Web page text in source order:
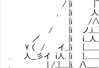
/ |i |￣￣￣￣￣､
, |i 人 ⌒ r--- ７
|i /∧....＞
/ |i ノ..i....￣.......
／ |i ｉ...人..＼
Y （ / イ...|i
. 人__彡イ i人. |i
. | /..|......|i. 八